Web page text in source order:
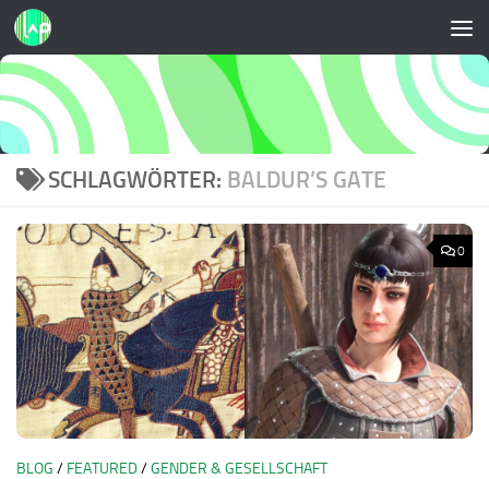
Zum Inhalt springen
SCHLAGWÖRTER: BALDUR’S GATE
0
BLOG / FEATURED/GENDER & GESELLSCHAFT